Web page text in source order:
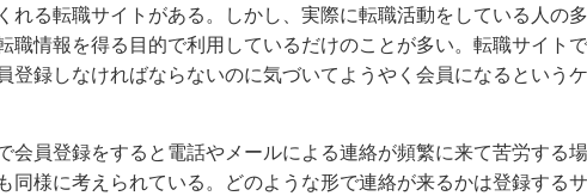
れる転職サイトがある。しかし、実際に転職活動をしている人の
職情報を得る目的で利用しているだけのことが多い。転職サイト
登録しなければならないのに気づいてようやく会員になるという
会員登録をすると電話やメールによる連絡が頻繁に来て苦労する
同様に考えられている。どのような形で連絡が来るかは登録する